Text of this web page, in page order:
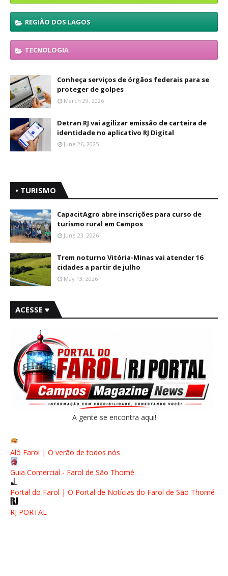
REGIÃO DOS LAGOS
TECNOLOGIA
Conheça serviços de órgãos federais para se
proteger de golpes
March 29, 2026
Detran RJ vai agilizar emissão de carteira de
identidade no aplicativo RJ Digital
June 26, 2025
• TURISMO
CapacitAgro abre inscrições para curso de
turismo rural em Campos
June 23, 2026
Trem noturno Vitória-Minas vai atender 16
cidades a partir de julho
May 13, 2026
ACESSE ♥
A gente se encontra aqui!
Alô Farol | O verão de todos nós
Guia Comercial - Farol de São Thomé
Portal do Farol | O Portal de Notícias do Farol de São Thomé
RJ PORTAL